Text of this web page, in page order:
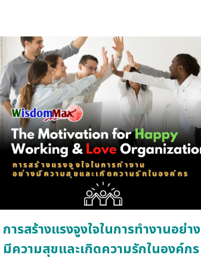
70% ของความประทับใจของ ลูกค้าเกิดจากทักษะการ
สื่อสารและปฏิสัมพันธ์ของผู้ให้บริการ ไม่ใช่จากขั้นตอน
การปฏิบัติงานเชิง เทคนิค อย่างไรก็ตาม พนักงานช่าง
หรือพนักงานบริการจำนวนมากแม้จะมีความสามารถ
ด้านเทคนิค สูง แต่กลับประสบปัญหาในการสื่อสารกับ
ลูกค้า เช่น อธิบายข้อมูลมากเกินไป ใช้ศัพท์เทคนิค
ลูกค้าไม่ เข้าใจ สื่อสารแบบ “แก้ปัญหาให้เสร็จ” แต่ไม่
สร้างความรู้สึกสบายใจ ทำให้ลูกค้าเกิดความไม่มั่นใจ
และ นำไปสู่ข้อร้องเรียน แม้งานจะถูกต้องก็ตาม
หลักสูตรนี้จึงมุ่งพัฒนา Service Mind + Positive
Communication + Empathy เพื่อให้ผู้เข้าอบรม
สื่อสารอย่างเข้าใจง่าย ให้ลูกค้ารู้สึกได้รับการดูแลและ
ใส่ใจ ผ่านเครื่องมือการสื่อสารเชิงบริการ การฟัง เชิง
ลึก และการใช้ภาษาที่ไม่ทำให้เกิดความขัดแย้ง พร้อม
ฝึกปฏิบัติจากสถานการณ์จริงขององค์กร เพื่อให้
สามารถบริการอย่างมืออาชีพและสร้างประสบการณ์ที่
การสร้างแรงจูงใจในการทำงานอย่าง
มีความสุขและเกิดความรักในองค์กร